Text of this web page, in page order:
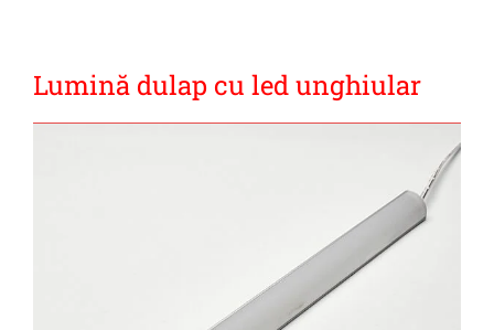
Lumină dulap cu led unghiular